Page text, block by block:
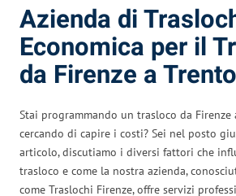
Azienda di
Economica per il
da Firenze a Trento
Stai programmando un trasloco da Firenze
cercando di capire i costi? Sei nel posto
articolo, discutiamo i diversi fattori che
trasloco e come la nostra azienda,
come Traslochi Firenze, offre servizi